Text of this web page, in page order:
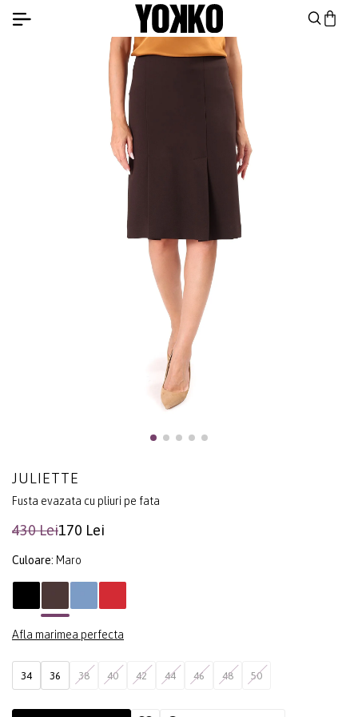
JULIETTE
Fusta evazata cu pliuri pe fata
430 Lei170 Lei
Culoare: Maro
Afla marimea perfecta
34 36 38 40 42 44 46 48 50